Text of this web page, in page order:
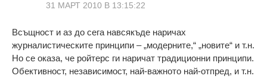
31 МАРТ 2010 В 13:15:22
Всъщност и аз до сега навсякъде наричах
журналистическите принципи – „модерните,“ „новите“ и т.н.
Но се оказа, че ройтерс ги наричат традиционни принципи.
Обективност, независимост, най-важното най-отпред, и т.н.